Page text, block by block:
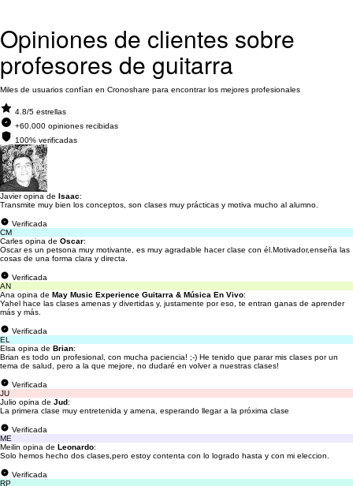
Opiniones de clientes sobre
profesores de guitarra
Miles de usuarios confían en Cronoshare para encontrar los mejores profesionales
4.8/5 estrellas
+60.000 opiniones recibidas
100% verificadas
Javier opina de Isaac:
Transmite muy bien los conceptos, son clases muy prácticas y motiva mucho al alumno.
Verificada
CM
Carles opina de Oscar:
Oscar es un petsona muy motivante, es muy agradable hacer clase con él.Motivador,enseña las
cosas de una forma clara y directa.
Verificada
AN
Ana opina de May Music Experience Guitarra & Música En Vivo:
Yahel hace las clases amenas y divertidas y, justamente por eso, te entran ganas de aprender
más y más.
Verificada
EL
Elsa opina de Brian:
Brian es todo un profesional, con mucha paciencia! ;-) He tenido que parar mis clases por un
tema de salud, pero a la que mejore, no dudaré en volver a nuestras clases!
Verificada
JU
Julio opina de Jud:
La primera clase muy entretenida y amena, esperando llegar a la próxima clase
Verificada
ME
Meilin opina de Leonardo:
Solo hemos hecho dos clases,pero estoy contenta con lo logrado hasta y con mi eleccion.
Verificada
RP